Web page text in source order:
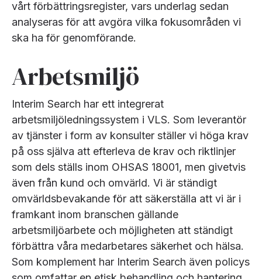
vårt förbättringsregister, vars underlag sedan
analyseras för att avgöra vilka fokusområden vi
ska ha för genomförande.
Arbetsmiljö
Interim Search har ett integrerat
arbetsmiljöledningssystem i VLS. Som leverantör
av tjänster i form av konsulter ställer vi höga krav
på oss själva att efterleva de krav och riktlinjer
som dels ställs inom OHSAS 18001, men givetvis
även från kund och omvärld. Vi är ständigt
omvärldsbevakande för att säkerställa att vi är i
framkant inom branschen gällande
arbetsmiljöarbete och möjligheten att ständigt
förbättra våra medarbetares säkerhet och hälsa.
Som komplement har Interim Search även policys